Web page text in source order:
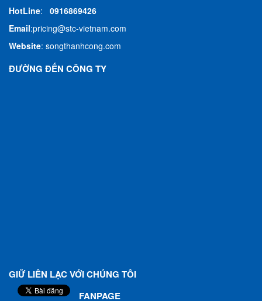
HotLine: 0916869426
Email:pricing@stc-vietnam.com
Website: songthanhcong.com
ĐƯỜNG ĐẾN CÔNG TY
GIỮ LIÊN LẠC VỚI CHÚNG TÔI
FANPAGE